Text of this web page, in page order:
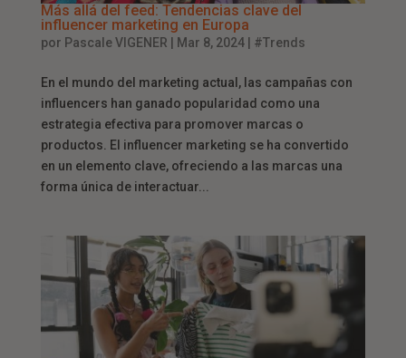
Más allá del feed: Tendencias clave del
influencer marketing en Europa
por Pascale VIGENER Mar 8, 2024| #Trends
En el mundo del marketing actual, las campañas con
influencers han ganado popularidad como una
estrategia efectiva para promover marcas o
productos. El influencer marketing se ha convertido
en un elemento clave, ofreciendo a las marcas una
forma única de interactuar...